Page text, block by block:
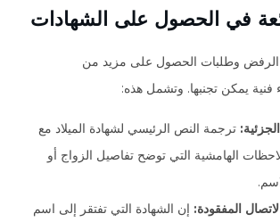
في الحصول على الشهادات
الرفض وطلبات الحصول على مزيد من
فنية يمكن تجنبها. وتشمل هذه:
ترجمة النص الرئيسي لشهادة الميلاد مع
الهامشية التي توضح تفاصيل الزواج أو
المفقودة: إن الشهادة التي تفتقر إلى اسم